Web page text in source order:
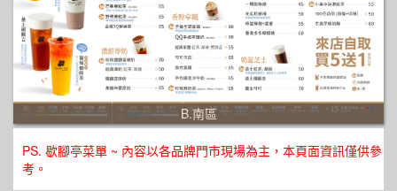
B.南區
PS. 歇腳亭菜單 ~ 內容以各品牌門市現場為主，本頁面資訊僅供參
考。